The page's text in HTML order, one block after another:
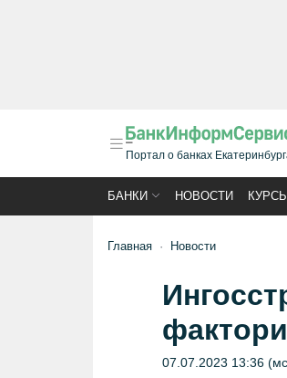
Портал о банках
БАНКИ НОВОСТИ
Главная Новости
07.07.2023 13:36